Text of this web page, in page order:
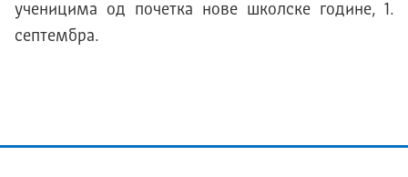
ученицима од почетка нове школске године, 1.
септембра.